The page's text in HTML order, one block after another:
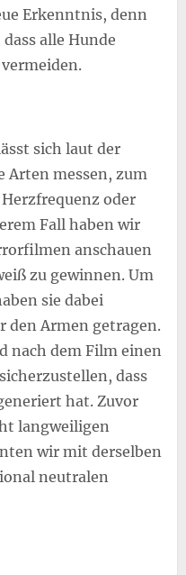
Erkenntnis, denn
alle Hunde
sich laut der
Arten messen, zum
oder
Fall haben wir
anschauen
zu gewinnen. Um
sie dabei
den Armen getragen.
nach dem Film einen
dass
hat. Zuvor
langweiligen
wir mit derselben
neutralen